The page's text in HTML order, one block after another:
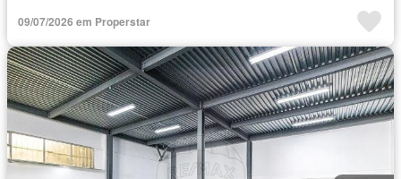
09/07/2026 em Properstar